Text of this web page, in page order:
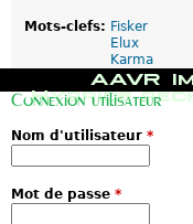
Mots-clefs: Fisker
Elux
Karma
M
e
p
AAVR
Hybride
Connexion utilisateur
Nom d'utilisateur *
Mot de passe *